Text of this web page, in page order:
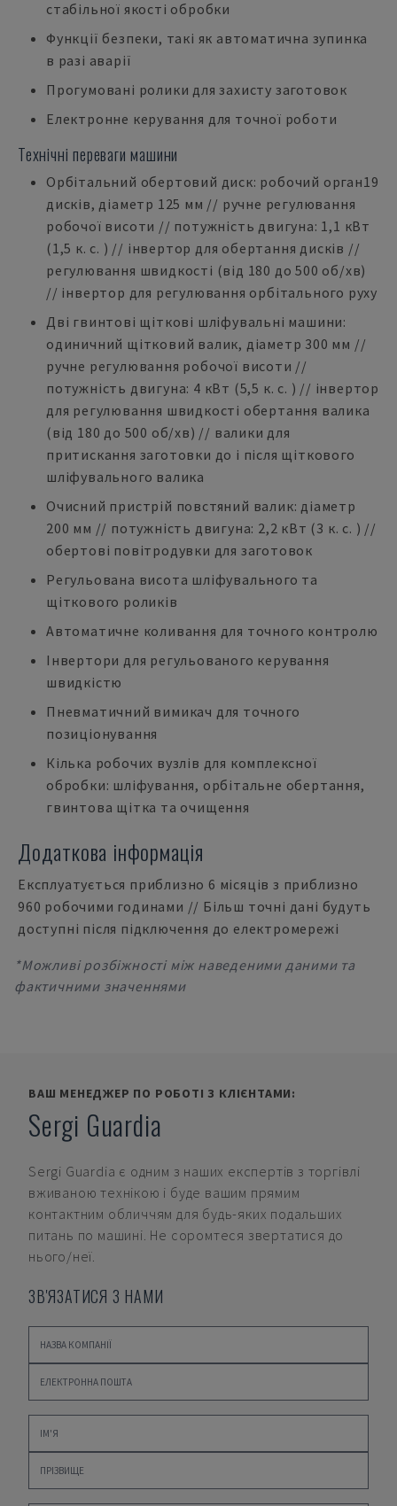
стабільної якості обробки
Функції безпеки, такі як автоматична зупинка
в разі аварії
Прогумовані ролики для захисту заготовок
Електронне керування для точної роботи
Технічні переваги машини
Орбітальний обертовий диск: робочий орган19
дисків, діаметр 125 мм // ручне регулювання
робочої висоти // потужність двигуна: 1,1 кВт
(1,5 к. с. ) // інвертор для обертання дисків //
регулювання швидкості (від 180 до 500 об/хв)
// інвертор для регулювання орбітального руху
Дві гвинтові щіткові шліфувальні машини:
одиничний щітковий валик, діаметр 300 мм //
ручне регулювання робочої висоти //
потужність двигуна: 4 кВт (5,5 к. с. ) // інвертор
для регулювання швидкості обертання валика
(від 180 до 500 об/хв) // валики для
притискання заготовки до і після щіткового
шліфувального валика
Очисний пристрій повстяний валик: діаметр
200 мм // потужність двигуна: 2,2 кВт (3 к. с. ) //
обертові повітродувки для заготовок
Регульована висота шліфувального та
щіткового роликів
Автоматичне коливання для точного контролю
Інвертори для регульованого керування
швидкістю
Пневматичний вимикач для точного
позиціонування
Кілька робочих вузлів для комплексної
обробки: шліфування, орбітальне обертання,
гвинтова щітка та очищення
Додаткова інформація
Експлуатується приблизно 6 місяців з приблизно
960 робочими годинами // Більш точні дані будуть
доступні після підключення до електромережі
*Можливі розбіжності між наведеними даними та
фактичними значеннями
ВАШ МЕНЕДЖЕР ПО РОБОТІ З КЛІЄНТАМИ:
Sergi Guardia
Sergi Guardia є одним з наших експертів з торгівлі
вживаною технікою і буде вашим прямим
контактним обличчям для будь-яких подальших
питань по машині. Не соромтеся звертатися до
нього/неї.
ЗВ'ЯЗАТИСЯ З НАМИ